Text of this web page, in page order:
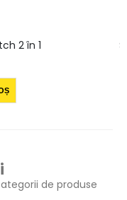
2 în 1
de produse